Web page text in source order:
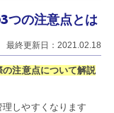
つの注意点とは
終更新日：2021.02.18
注意点について解説
しやすくなります